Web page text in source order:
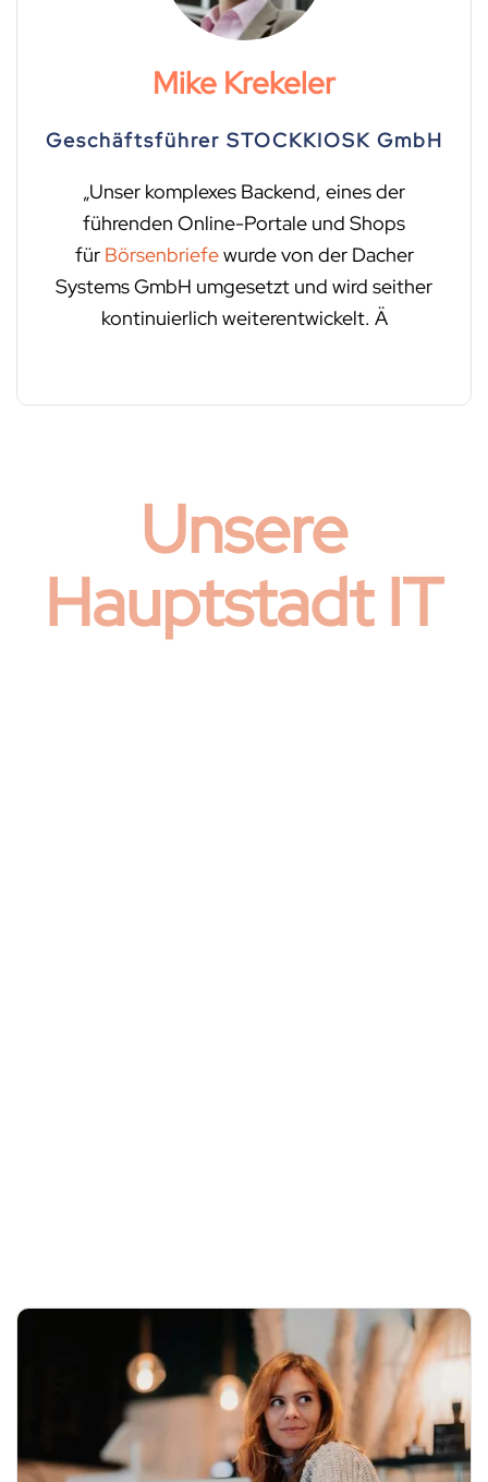
Mike Krekeler
Geschäftsführer STOCKKIOSK GmbH
„Unser komplexes Backend, eines der
führenden Online-Portale und Shops
für Börsenbriefewurde von der Dacher
Systems GmbH umgesetzt und wird seither
kontinuierlich weiterentwickelt. Ä
Unsere
Hauptstadt IT